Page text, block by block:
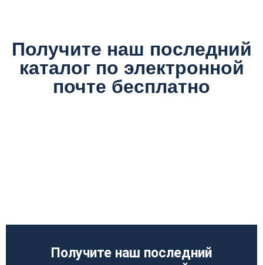
Получите наш последний
каталог по электронной
почте бесплатно
Получите наш последний